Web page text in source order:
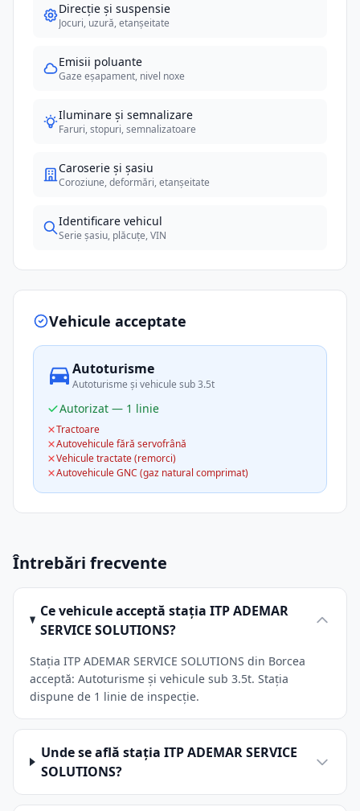
Direcție și suspensie
Jocuri, uzură, etanșeitate
Emisii poluante
Gaze eșapament, nivel noxe
Iluminare și semnalizare
Faruri, stopuri, semnalizatoare
Caroserie și șasiu
Coroziune, deformări, etanșeitate
Identificare vehicul
Serie șasiu, plăcuțe, VIN
Vehicule acceptate
Autoturisme
Autoturisme și vehicule sub 3.5t
Autorizat — 1 linie
Tractoare
Autovehicule fără servofrână
Vehicule tractate (remorci)
Autovehicule GNC (gaz natural comprimat)
Întrebări frecvente
Ce vehicule acceptă stația ITP ADEMAR
SERVICE SOLUTIONS?
Stația ITP ADEMAR SERVICE SOLUTIONS din Borcea
acceptă: Autoturisme și vehicule sub 3.5t. Stația
dispune de 1 linie de inspecție.
Unde se află stația ITP ADEMAR SERVICE
SOLUTIONS?